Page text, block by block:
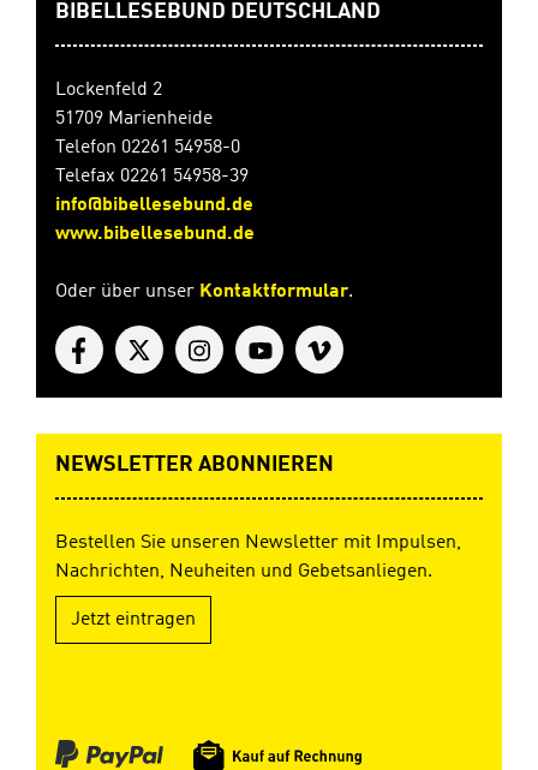
BIBELLESEBUND DEUTSCHLAND
Lockenfeld 2
51709 Marienheide
Telefon 02261 54958-0
Telefax 02261 54958-39
info@bibellesebund.de
www.bibellesebund.de
Oder über unser Kontaktformular.
NEWSLETTER ABONNIEREN
Bestellen Sie unseren Newsletter mit Impulsen,
Nachrichten, Neuheiten und Gebetsanliegen.
Jetzt eintragen